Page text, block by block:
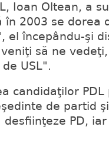
Ioan Oltean, a
în 2003 se dorea
el începându-şi
să ne
USL".
candidaţilor
de partid
PD,